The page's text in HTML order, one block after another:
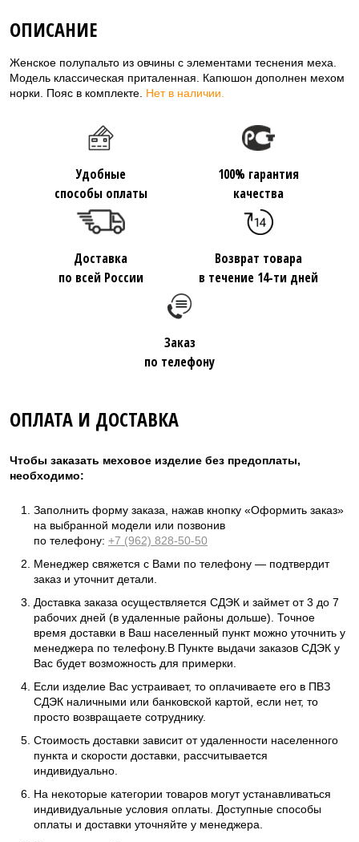
0 ₽
ОПИСАНИЕ
Женское полупальто из овчины с элементами теснения меха.
Модель классическая приталенная. Капюшон дополнен мехом
норки. Пояс в комплекте. Нет в наличии.
Удобные
способы оплаты
100% гарантия
качества
Доставка
по всей России
Возврат товара
в течение 14-ти дней
Заказ
по телефону
ОПЛАТА И ДОСТАВКА
Чтобы заказать меховое изделие без предоплаты,
необходимо:
Заполнить форму заказа, нажав кнопку «Оформить заказ»
на выбранной модели или позвонив
по телефону: +7 (962) 828-50-50
Менеджер свяжется с Вами по телефону — подтвердит
заказ и уточнит детали.
Доставка заказа осуществляется СДЭК и займет от 3 до 7
рабочих дней (в удаленные районы дольше). Точное
время доставки в Ваш населенный пункт можно уточнить у
менеджера по телефону.В Пункте выдачи заказов СДЭК у
Вас будет возможность для примерки.
Если изделие Вас устраивает, то оплачиваете его в ПВЗ
СДЭК наличными или банковской картой, если нет, то
просто возвращаете сотруднику.
Стоимость доставки зависит от удаленности населенного
пункта и скорости доставки, рассчитывается
индивидуально.
На некоторые категории товаров могут устанавливаться
индивидуальные условия оплаты. Доступные способы
оплаты и доставки уточняйте у менеджера.